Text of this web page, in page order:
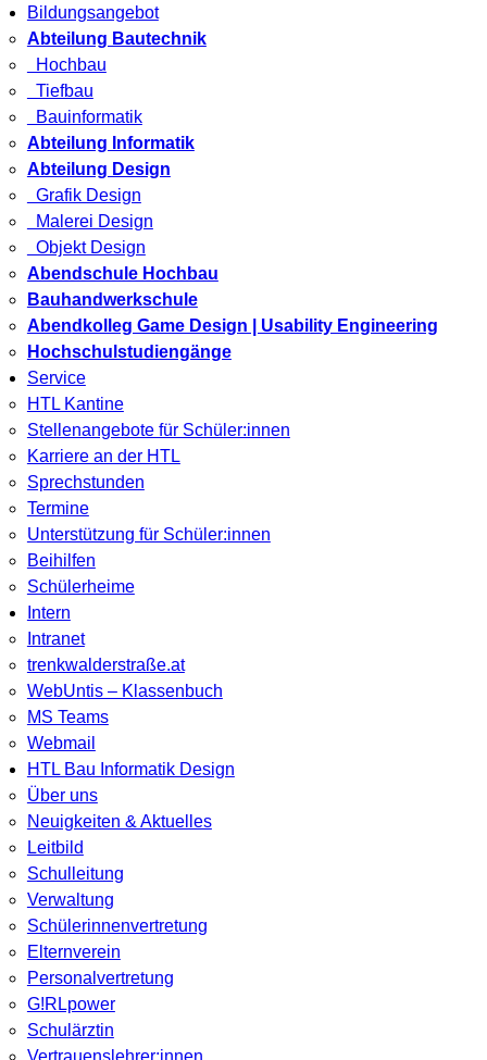
Bildungsangebot
Abteilung Bautechnik
Hochbau
Tiefbau
Bauinformatik
Abteilung Informatik
Abteilung Design
Grafik Design
Malerei Design
Objekt Design
Abendschule Hochbau
Bauhandwerkschule
Abendkolleg Game Design | Usability Engineering
Hochschulstudiengänge
Service
HTL Kantine
Stellenangebote für Schüler:innen
Karriere an der HTL
Sprechstunden
Termine
Unterstützung für Schüler:innen
Beihilfen
Schülerheime
Intern
Intranet
trenkwalderstraße.at
WebUntis – Klassenbuch
MS Teams
Webmail
HTL Bau Informatik Design
Über uns
Neuigkeiten & Aktuelles
Leitbild
Schulleitung
Verwaltung
Schülerinnenvertretung
Elternverein
Personalvertretung
G!RLpower
Schulärztin
Vertrauenslehrer:innen